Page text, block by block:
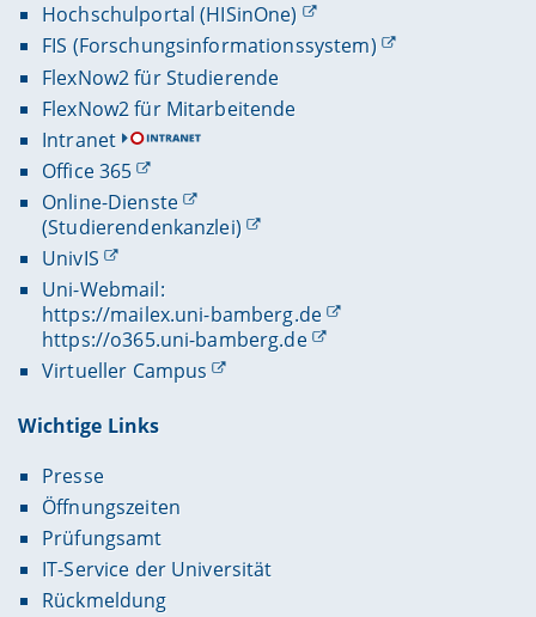
Hochschulportal (HISinOne)
FIS (Forschungsinformationssystem)
FlexNow2 für Studierende
FlexNow2 für Mitarbeitende
Intranet
Office 365
Online-Dienste
(Studierendenkanzlei)
UnivIS
Uni-Webmail:
https://mailex.uni-bamberg.de
https://o365.uni-bamberg.de
Virtueller Campus
Wichtige Links
Presse
Öffnungszeiten
Prüfungsamt
IT-Service der Universität
Rückmeldung